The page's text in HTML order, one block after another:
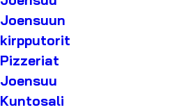
Joensuun
kirpputorit
Pizzeriat
Joensuu
Kuntosali